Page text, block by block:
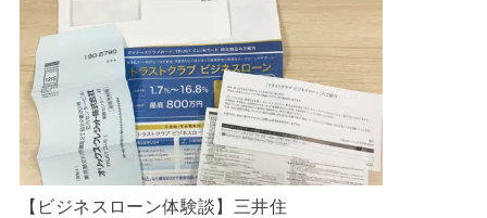
「オリコビジネスサポートプラ
ン」を使う方法がないか、問い合
わせてみた。
【ビジネスローン体験談】三井住